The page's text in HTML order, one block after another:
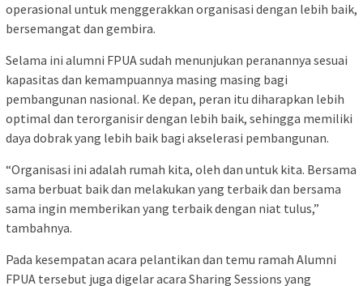
operasional untuk menggerakkan organisasi dengan lebih baik,
bersemangat dan gembira.
Selama ini alumni FPUA sudah menunjukan peranannya sesuai
kapasitas dan kemampuannya masing masing bagi
pembangunan nasional. Ke depan, peran itu diharapkan lebih
optimal dan terorganisir dengan lebih baik, sehingga memiliki
daya dobrak yang lebih baik bagi akselerasi pembangunan.
“Organisasi ini adalah rumah kita, oleh dan untuk kita. Bersama
sama berbuat baik dan melakukan yang terbaik dan bersama
sama ingin memberikan yang terbaik dengan niat tulus,”
tambahnya.
Pada kesempatan acara pelantikan dan temu ramah Alumni
FPUA tersebut juga digelar acara Sharing Sessions yang